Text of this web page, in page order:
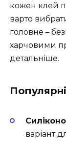
кожен клей
варто
головне –
харчовими
детальніше.
варіант